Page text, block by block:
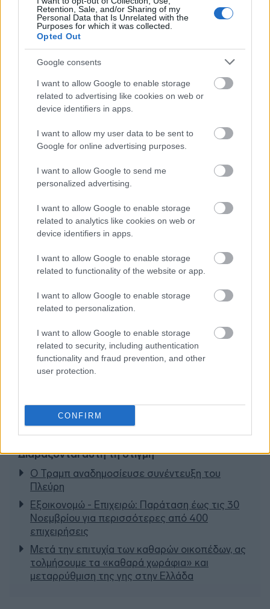
Retention, Sale, and/or Sharing of my
Personal Data that Is Unrelated with the
Purposes for which it was collected.
Opted Out
Google consents
I want to allow Google to enable storage
related to advertising like cookies on web or
device identifiers in apps.
I want to allow my user data to be sent to
Google for online advertising purposes.
I want to allow Google to send me
personalized advertising.
I want to allow Google to enable storage
related to analytics like cookies on web or
device identifiers in apps.
I want to allow Google to enable storage
related to functionality of the website or app.
I want to allow Google to enable storage
related to personalization.
I want to allow Google to enable storage
related to security, including authentication
functionality and fraud prevention, and other
user protection.
CONFIRM
και μάθετε
πρώτοι όλες τιςειδήσειςαπό την Ελλάδα και τον κόσμο.
Διαβάζονται αυτή τη στιγμή
Ο Τραμπ αναδημοσίευσε συνέντευξη του
Πλεύρη
Εξοικονομώ - Επιχειρώ: Παράταση έως τις 30
Νοεμβρίου για περισσότερες από 400
επιχειρήσεις
Μετά την επιτυχία των καθαρών οικοπέδων, ας
τολμήσουμε τα «καθαρά χωράφια» και
μεταρρύθμιση της γης στην Ελλάδα